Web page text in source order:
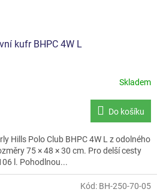
kufr BHPC 4W L
Skladem
Do košíku
Hills Polo Club BHPC 4W L z odolného
75 × 48 × 30 cm. Pro delší cesty
l. Pohodlnou...
Kód: BH-250-70-05